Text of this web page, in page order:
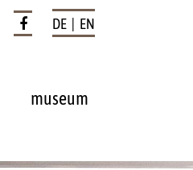
DE | EN
museum